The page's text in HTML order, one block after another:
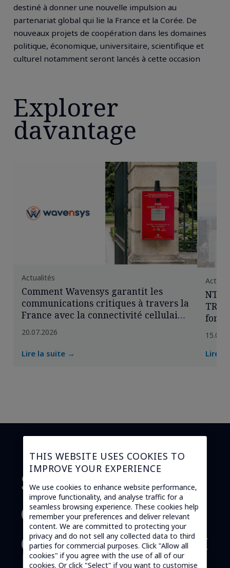
THIS WEBSITE USES COOKIES TO
IMPROVE YOUR EXPERIENCE
We use cookies to enhance website performance,
improve functionality, and analyse traffic for a
seamless browsing experience. These cookies help
remember your preferences and deliver relevant
content. We are committed to protecting your
privacy and do not sell any collected data to third
parties for commercial purposes. Click "Allow all
cookies" if you agree with the use of all of our
cookies. Or click "Select" if you want to customise
destiné à donner une nouvelle impulsion au
partenariat global qui lie la France et la Corée. De
nouveaux projets de coopération dans les domaines
politique, économique, universitaire, scientifique et
culturel notamment seront lancés à cette occasion
Explorer
davantage
Actualités
Comment Wavensys garantit les
communications critiques à travers la
France avec la connectivité cellulaire
multi-réseaux de Transatel
20.07.2026
Lire la suite →
NTT
for
des
Lire
Solutions de
connectivité
cellulaire, partout